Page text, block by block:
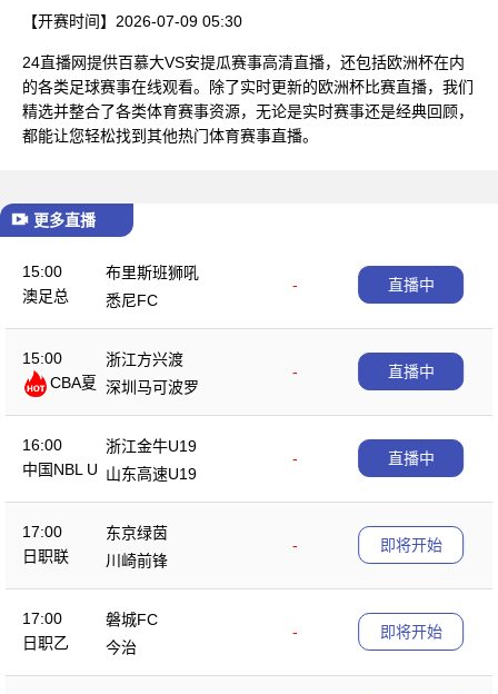
【开赛时间】 2026-07-09 05:30
24直播网提供百慕大VS安提瓜赛事高清直播，还包括欧洲杯在内
的各类足球赛事在线观看。除了实时更新的欧洲杯比赛直播，我们
精选并整合了各类体育赛事资源，无论是实时赛事还是经典回顾，
都能让您轻松找到其他热门体育赛事直播。
更多直播
15:00
澳足总
布里斯班狮吼
-
悉尼FC
直播中
15:00
CBA夏
浙江方兴渡
-
深圳马可波罗
直播中
16:00
中国NBL U
浙江金牛U19
-
山东高速U19
直播中
17:00
日职联
东京绿茵
-
川崎前锋
即将开始
17:00
日职乙
磐城FC
-
今治
即将开始